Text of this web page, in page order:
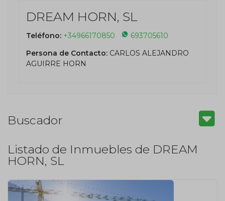
DREAM HORN, SL
Teléfono: +34966170850
693705610
Persona de Contacto: CARLOS ALEJANDRO
AGUIRRE HORN
Listado de Inmuebles de DREAM
HORN, SL
Buscador